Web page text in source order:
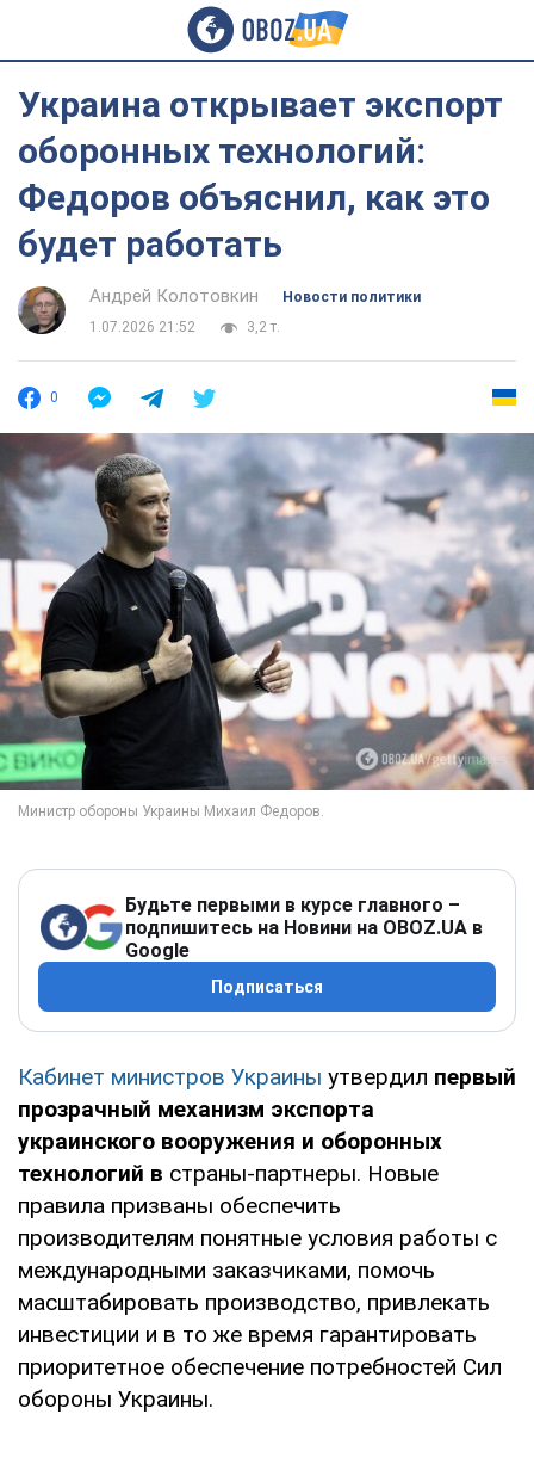
Украина открывает экспорт
оборонных технологий:
Федоров объяснил, как это
будет работать
Андрей Колотовкин
Новости политики
1.07.2026 21:52
3,2 т.
0
Будьте первыми в курсе главного –
подпишитесь на Новини на OBOZ.UA в
Google
Подписаться
Кабинет министров Украины утвердил первый
прозрачный механизм экспорта
украинского вооружения и оборонных
технологий в страны-партнеры. Новые
правила призваны обеспечить
производителям понятные условия работы с
международными заказчиками, помочь
масштабировать производство, привлекать
инвестиции и в то же время гарантировать
приоритетное обеспечение потребностей Сил
обороны Украины.